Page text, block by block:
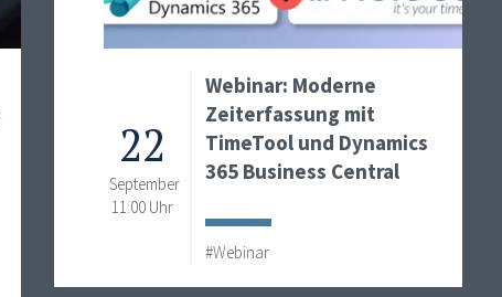
22
September
11:00 Uhr
Webinar: Moderne
Zeiterfassung mit
TimeTool und Dynamics
365 Business Central
#Webinar